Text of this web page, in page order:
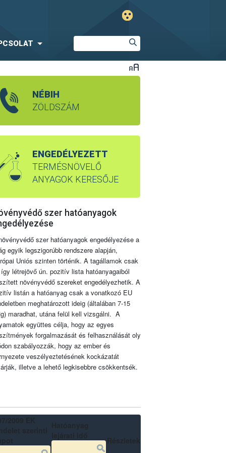
NÉBIH
ZÖLDSZÁM
ENGEDÉLYEZETT
TERMÉSNÖVELŐ
ANYAGOK KERESŐJE
szer hatóanyagok
szer hatóanyagok engedélyezése a
egyik legszigorúbb rendszere alapján,
Uniós szinten történik. A tagállamok csak
létrejövő ún. pozitív lista hatóanyagaiból
növényvédő szereket engedélyezhetik. A
listán a hatóanyag csak a vonatkozó EU
meghatározott ideig (általában 7-15
maradhat, utána felül kell vizsgálni. A
együttes célja, hogy az egyes
forgalmazását és felhasználását oly
szabályozzák, hogy az ember és
veszélyeztetésének kockázatát
illetve a lehető legkisebbre csökkentsék.